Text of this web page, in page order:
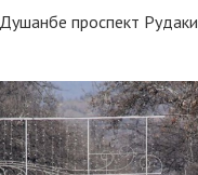
Душанбе проспект Рудаки